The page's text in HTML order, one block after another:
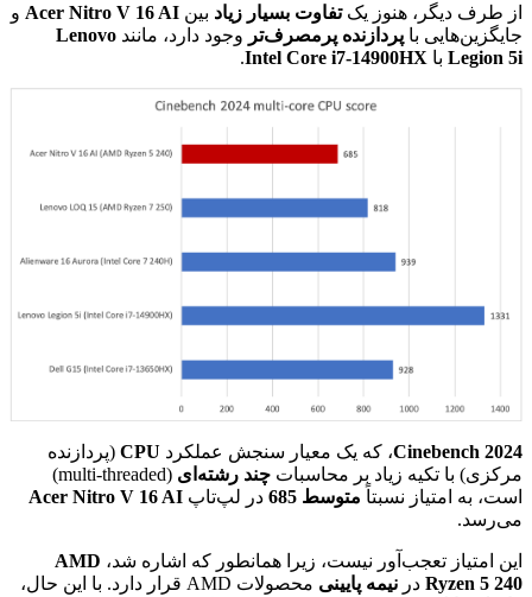
از طرف دیگر، هنوز یکتفاوت بسیار زیاد بین Acer Nitro V 16 AI و
جایگزین‌هایی با پردازنده پرمصرف‌تر وجود دارد، مانند Lenovo
Legion 5i با Intel Core i7-14900HX
.
Cinebench 2024، که یک معیار سنجش عملکرد CPU (پردازنده
مرکزی) با تکیه زیاد بر محاسبات چند رشته‌ای
(multi-threaded)
است، به امتیاز نسبتاً متوسط 685 در لپ‌تاپ Acer Nitro V 16 AI
می‌رسد.
این امتیاز تعجب‌آور نیست، زیرا همانطور که اشاره شد، AMD
Ryzen 5 240 در نیمه پایینی محصولات AMD قرار دارد. با این حال،